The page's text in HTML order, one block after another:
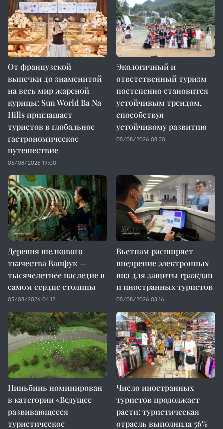
От французской
выпечки до знаменитой
на весь мир жареной
курицы: Sun World Ba Na
Hills приглашает
туристов в глобальное
гастрономическое
путешествие
05/08/2026 19:00
Экологичный и
ответственный туризм
постепенно становится
устойчивым трендом,
способствуя
устойчивому развитию
05/08/2026 08:30
Деревня шелкового
ткачества Ванфук —
тысячелетнее наследие в
самом сердце столицы
05/08/2026 04:12
Вьетнам расширяет
внедрение электронных
виз для защиты граждан
и иностранных туристов
05/08/2026 03:16
Ниньбинь номинирован
в категории «Ведущее
развивающееся
туристическое
Число иностранных
туристов продолжает
расти: туристическая
отрасль выполнила 56%